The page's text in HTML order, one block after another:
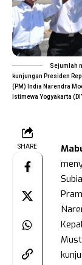
Sejumlah
kunjungan Presiden
(PM) India Narendra
Istimewa Yogyakarta
SHARE